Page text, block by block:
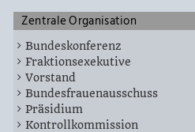
Zentrale Organisation
Bundeskonferenz
Fraktionsexekutive
Vorstand
Bundesfrauenausschuss
Präsidium
Kontrollkommission